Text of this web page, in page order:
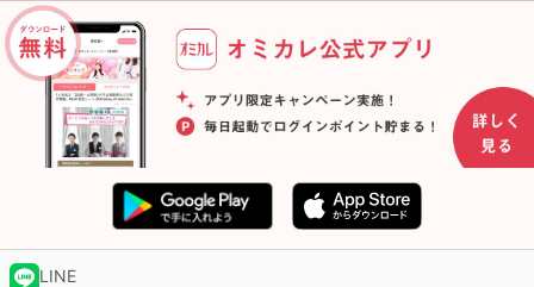
LINE